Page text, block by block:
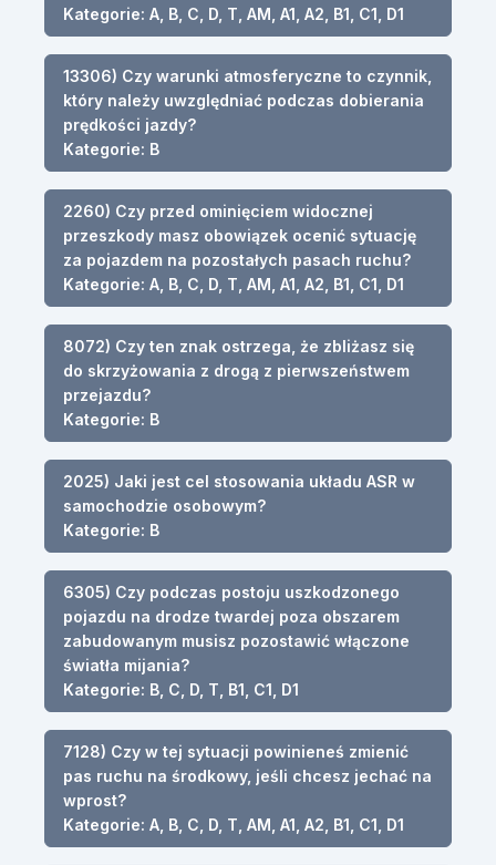
Kategorie: A, B, C, D, T, AM, A1, A2, B1, C1, D1
13306) Czy warunki atmosferyczne to czynnik,
który należy uwzględniać podczas dobierania
prędkości jazdy?
Kategorie: B
2260) Czy przed ominięciem widocznej
przeszkody masz obowiązek ocenić sytuację
za pojazdem na pozostałych pasach ruchu?
Kategorie: A, B, C, D, T, AM, A1, A2, B1, C1, D1
8072) Czy ten znak ostrzega, że zbliżasz się
do skrzyżowania z drogą z pierwszeństwem
przejazdu?
Kategorie: B
2025) Jaki jest cel stosowania układu ASR w
samochodzie osobowym?
Kategorie: B
6305) Czy podczas postoju uszkodzonego
pojazdu na drodze twardej poza obszarem
zabudowanym musisz pozostawić włączone
światła mijania?
Kategorie: B, C, D, T, B1, C1, D1
7128) Czy w tej sytuacji powinieneś zmienić
pas ruchu na środkowy, jeśli chcesz jechać na
wprost?
Kategorie: A, B, C, D, T, AM, A1, A2, B1, C1, D1